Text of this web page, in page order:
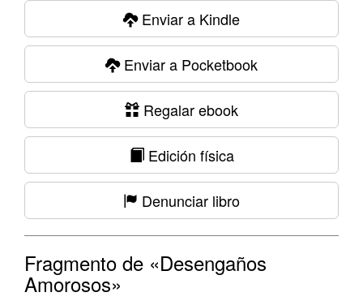
Enviar a Kindle
Enviar a Pocketbook
Regalar ebook
Edición física
Denunciar libro
Fragmento de «Desengaños
Amorosos»